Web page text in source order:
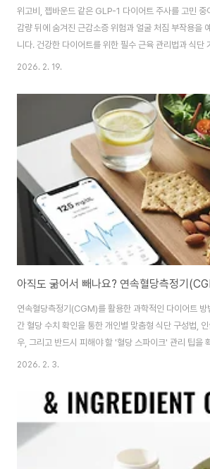
위고비, 젭바운드 같은 GLP-1 다이어트 주사를 고민 중
감량 뒤에 숨겨진 근감소증 위험과 얼굴 처짐 부작용을
니다. 건강한 다이어트를 위한 필수 근육 관리법과 식단
세요. "살만 빠지는 게 정답일까?" GLP-1 다이어트 약물
것들최근 일론 머스크를 비롯한 글로벌 셀럽들이 사용
수용체 작용제(위고비, 젭바운드 등)는 비만 치료의 패
"의지만으로 안 되던 살이 빠진다"는 찬사가 쏟아지지
의 성적표 뒤에 숨은 기초 실력을 보듯, 우리도 체중계
의 변화'를..
2026. 2. 19.
연속혈당측정기(CGM)를 활용한 과학적인 다이어트 방
간 혈당 수치 확인을 통한 개인별 맞춤형 식단 구성법,
우, 그리고 반드시 피해야 할 '혈당 스파이크' 관리 팁을
똑같이 먹어도 나만 살이 찌는 것 같을까?다이어트를 결
량에 실패하거나 금방 요요 현상을 겪는 경우가 많습니
리가 아닌 '혈당'에 있습니다.최근 의료용을 넘어 다이어
오른 연속혈당측정기(CGM)는 내 몸이 특정 음식에 어
시간으로 보여줍니다. 오늘 이 포스팅에서는 CGM을
2026. 2. 3.